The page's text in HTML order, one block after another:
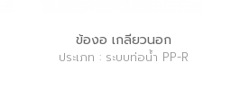
ข้องอ เกลียวนอก
ประเภท : ระบบท่อน้ำ PP-R